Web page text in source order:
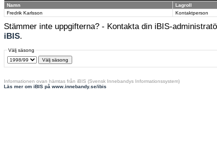
Namn
Lagroll
Fredrik Karlsson
Kontaktperson
Stämmer inte uppgifterna? - Kontakta din iBIS-
iBIS.
Välj säsong
Informationen ovan hämtas från iBIS (Svensk Innebandys Informationssystem)
Läs mer om iBIS på www.innebandy.se/ibis